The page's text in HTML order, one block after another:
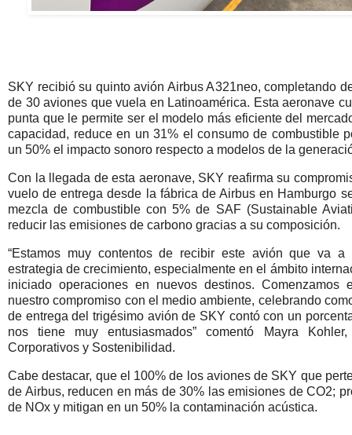
SKY recibió su quinto avión Airbus A321neo, completando
de 30 aviones que vuela en Latinoamérica. Esta aeronave
punta que le permite ser el modelo más eficiente del
capacidad, reduce en un 31% el consumo de combustible
un 50% el impacto sonoro respecto a modelos de la
Con la llegada de esta aeronave, SKY reafirma su
vuelo de entrega desde la fábrica de Airbus en Hamburgo
mezcla de combustible con 5% de SAF (Sustainable
reducir las emisiones de carbono gracias a su composición.
“Estamos muy contentos de recibir este avión que va a
estrategia de crecimiento, especialmente en el ámbito
iniciado operaciones en nuevos destinos. Comenzamos
nuestro compromiso con el medio ambiente, celebrando
de entrega del trigésimo avión de SKY contó con un
nos tiene muy entusiasmados” comentó Mayra
Corporativos y Sostenibilidad.
Cabe destacar, que el 100% de los aviones de SKY que
de Airbus, reducen en más de 30% las emisiones de CO2;
de NOx y mitigan en un 50% la contaminación acústica.